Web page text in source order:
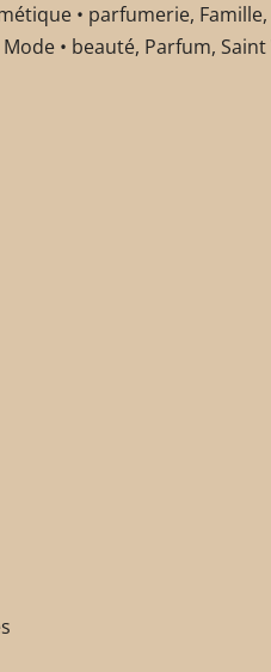
• parfumerie, Famille,
Mode • beauté, Parfum,